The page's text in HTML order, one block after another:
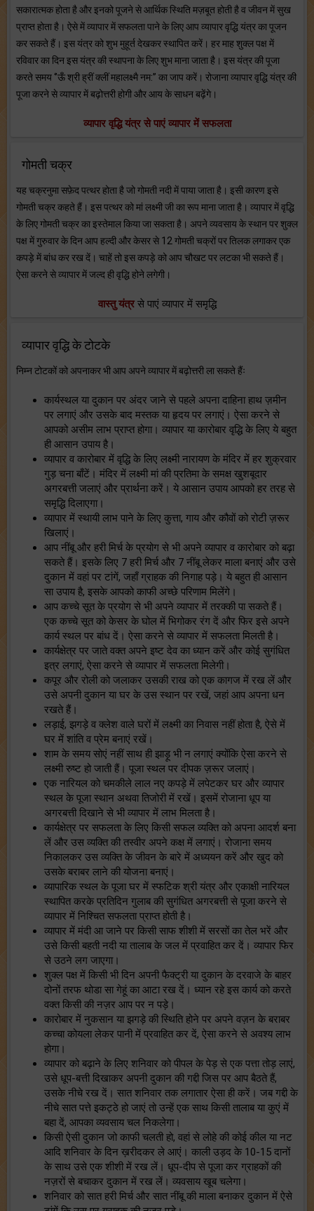
सकारात्मक होता है और इनको पूजने से आर्थिक स्थिति मज़बूत होती है व जीवन में सुख
प्राप्त होता है। ऐसे में व्यापार में सफलता पाने के लिए आप व्यापार वृद्धि यंत्र का पूजन
कर सकते हैं। इस यंत्र को शुभ मुहूर्त देखकर स्थापित करें। हर माह शुक्ल पक्ष में
रविवार का दिन इस यंत्र की स्थापना के लिए शुभ माना जाता है। इस यंत्र की पूजा
करते समय ‘’ऊँ श्री ह्रीं क्लीं महालक्ष्मै नम:’’ का जाप करें। रोजाना व्यापार वृद्धि यंत्र की
पूजा करने से व्यापार में बढ़ोत्तरी होगी और आय के साधन बढ़ेंगे।
व्यापार वृद्धि यंत्र से पाएं व्यापार में सफलता
गोमती चक्र
यह चक्रनुमा सफ़ेद पत्थर होता है जो गोमती नदी में पाया जाता है। इसी कारण इसे
गोमती चक्र कहते हैं। इस पत्थर को मां लक्ष्मी जी का रूप माना जाता है। व्यापार में वृद्धि
के लिए गोमती चक्र का इस्तेमाल किया जा सकता है। अपने व्यवसाय के स्थान पर शुक्ल
पक्ष में गुरुवार के दिन आप हल्दी और केसर से 12 गोमती चक्रों पर तिलक लगाकर एक
कपड़े में बांध कर रख दें। चाहें तो इस कपड़े को आप चौखट पर लटका भी सकते हैं।
ऐसा करने से व्यापार में जल्द ही वृद्धि होने लगेगी।
वास्तु यंत्रसे पाएं व्यापार में समृद्धि
व्यापार वृद्धि के टोटके
निम्न टोटकों को अपनाकर भी आप अपने व्यापार में बढ़ोत्तरी ला सकते हैंः
कार्यस्थल या दुकान पर अंदर जाने से पहले अपना दाहिना हाथ ज़मीन
पर लगाएं और उसके बाद मस्तक या हृदय पर लगाएं। ऐसा करने से
आपको असीम लाभ प्राप्त होगा। व्यापार या कारोबार वृद्धि के लिए ये बहुत
ही आसान उपाय है।
व्यापार व कारोबार में वृद्धि के लिए लक्ष्मी नारायण के मंदिर में हर शुक्रवार
गुड़ चना बाँटें। मंदिर में लक्ष्मी मां की प्रतिमा के समक्ष खुशबूदार
अगरबत्ती जलाएं और प्रार्थना करें। ये आसान उपाय आपको हर तरह से
समृद्धि दिलाएगा।
व्यापार में स्थायी लाभ पाने के लिए कुत्ता, गाय और कौवों को रोटी ज़रूर
खिलाएं।
आप नींबू और हरी मिर्च के प्रयोग से भी अपने व्यापार व कारोबार को बढ़ा
सकते हैं। इसके लिए 7 हरी मिर्च और 7 नींबू लेकर माला बनाएं और उसे
दुकान में वहां पर टांगें, जहाँ ग्राहक की निगाह पड़े। ये बहुत ही आसान
सा उपाय है, इसके आपको काफी अच्छे परिणाम मिलेंगे।
आप कच्चे सूत के प्रयोग से भी अपने व्यापार में तरक्की पा सकते हैं।
एक कच्चे सूत को केसर के घोल में भिगोकर रंग दें और फिर इसे अपने
कार्य स्थल पर बांध दें। ऐसा करने से व्यापार में सफलता मिलती है।
कार्यक्षेत्र पर जाते वक्त अपने इष्ट देव का ध्यान करें और कोई सुगंधित
इत्र लगाएं, ऐसा करने से व्यापार में सफलता मिलेगी।
कपूर और रोली को जलाकर उसकी राख को एक कागज में रख लें और
उसे अपनी दुकान या घर के उस स्थान पर रखें, जहां आप अपना धन
रखते हैं।
लड़ाई, झगड़े व क्लेश वाले घरों में लक्ष्मी का निवास नहीं होता है, ऐसे में
घर में शांति व प्रेम बनाएं रखें।
शाम के समय सोएं नहीं साथ ही झाड़ू भी न लगाएं क्योंकि ऐसा करने से
लक्ष्मी रुष्ट हो जाती हैं। पूजा स्थल पर दीपक ज़रूर जलाएं।
एक नारियल को चमकीले लाल नए कपड़े में लपेटकर घर और व्यापार
स्थल के पूजा स्थान अथवा तिजोरी में रखें। इसमें रोजाना धूप या
अगरबत्ती दिखाने से भी व्यापार में लाभ मिलता है।
कार्यक्षेत्र पर सफलता के लिए किसी सफल व्यक्ति को अपना आदर्श बना
लें और उस व्यक्ति की तस्वीर अपने कक्ष में लगाएं। रोजाना समय
निकालकर उस व्यक्ति के जीवन के बारे में अध्ययन करें और खुद को
उसके बराबर लाने की योजना बनाएं।
व्यापारिक स्थल के पूजा घर में स्फटिक श्री यंत्र और एकाक्षी नारियल
स्थापित करके प्रतिदिन गुलाब की सुगंधित अगरबत्ती से पूजा करने से
व्यापार में निश्चित सफलता प्राप्त होती है।
व्यापार में मंदी आ जाने पर किसी साफ शीशी में सरसों का तेल भरें और
उसे किसी बहती नदी या तालाब के जल में प्रवाहित कर दें। व्यापार फिर
से उठने लग जाएगा।
शुक्ल पक्ष में किसी भी दिन अपनी फैक्ट्री या दुकान के दरवाजे के बाहर
दोनों तरफ थोडा सा गेहूं का आटा रख दें। ध्यान रहे इस कार्य को करते
वक्त किसी की नज़र आप पर न पड़े।
कारोबार में नुकसान या झगड़े की स्थिति होने पर अपने वज़न के बराबर
कच्चा कोयला लेकर पानी में प्रवाहित कर दें, ऐसा करने से अवश्य लाभ
होगा।
व्यापार को बढ़ाने के लिए शनिवार को पीपल के पेड़ से एक पत्ता तोड़ लाएं,
उसे धूप-बत्ती दिखाकर अपनी दुकान की गद्दी जिस पर आप बैठते हैं,
उसके नीचे रख दें। सात शनिवार तक लगातार ऐसा ही करें। जब गद्दी के
नीचे सात पत्ते इकट्ठे हो जाएं तो उन्हें एक साथ किसी तालाब या कुएं में
बहा दें, आपका व्यवसाय चल निकलेगा।
किसी ऐसी दुकान जो काफी चलती हो, वहां से लोहे की कोई कील या नट
आदि शनिवार के दिन ख़रीदकर ले आएं। काली उड़द के 10-15 दानों
के साथ उसे एक शीशी में रख लें। धूप-दीप से पूजा कर ग्राहकों की
नज़रों से बचाकर दुकान में रख लें। व्यवसाय खूब चलेगा।
शनिवार को सात हरी मिर्च और सात नींबू की माला बनाकर दुकान में ऐसे